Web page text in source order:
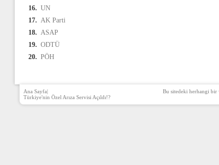
16. UN
17. AK Parti
18. ASAP
19. ODTÜ
20. PÖH
Ana Sayfa|
Türkiye'nin Özel Arıza Servisi Açıldı!?
Bu sitedeki herhangi bir